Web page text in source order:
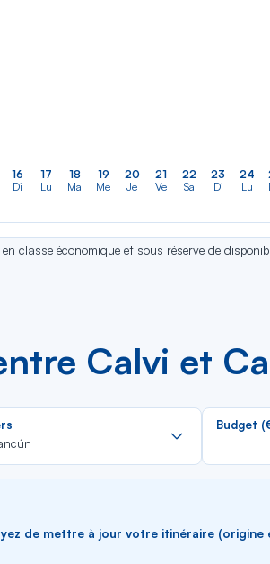
16
Di
17
Lu
18
Ma
19
Me
20
Je
21
Ve
22
Sa
23
Di
24
Lu
classe économique et sous réserve de
Calvi et
Rechercher
la
Budget
de mettre à jour votre itinéraire